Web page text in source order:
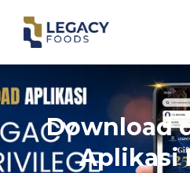
Download
Aplikasi